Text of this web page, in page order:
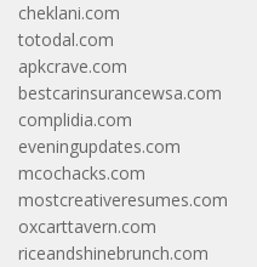
cheklani.com
totodal.com
apkcrave.com
bestcarinsurancewsa.com
complidia.com
eveningupdates.com
mcochacks.com
mostcreativeresumes.com
oxcarttavern.com
riceandshinebrunch.com